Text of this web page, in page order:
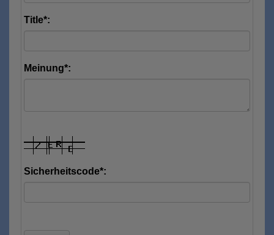
Title*:
Meinung*:
Sicherheitscode*: